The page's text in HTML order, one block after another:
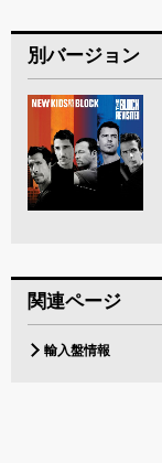
別バージョン
関連ページ
輸入盤情報